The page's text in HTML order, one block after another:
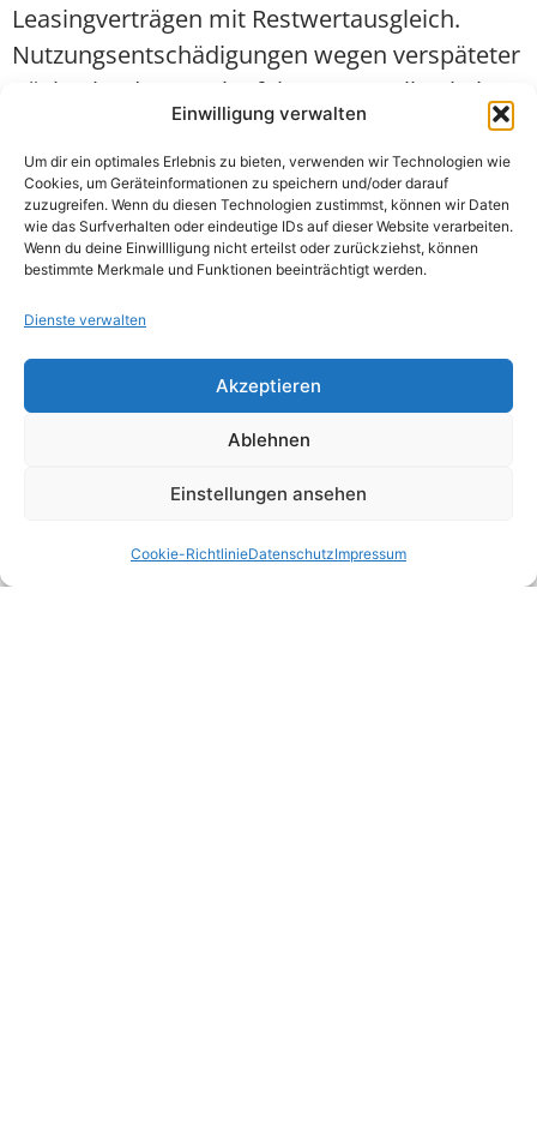
Einwilligung verwalten
Um dir ein optimales Erlebnis zu bieten, verwenden wir Technologien wie
Cookies, um Geräteinformationen zu speichern und/oder darauf
zuzugreifen. Wenn du diesen Technologien zustimmst, können wir Daten
wie das Surfverhalten oder eindeutige IDs auf dieser Website verarbeiten.
Wenn du deine Einwillligung nicht erteilst oder zurückziehst, können
bestimmte Merkmale und Funktionen beeinträchtigt werden.
Dienste verwalten
Akzeptieren
Ablehnen
Einstellungen ansehen
Cookie-RichtlinieDatenschutzImpressum
Leasingverträgen mit Restwertausgleich.
Nutzungsentschädigungen wegen verspäteter
Rückgabe des Leasingfahrzeugs stellen keinen
Schadensersatz dar, sondern sind Entgelt für
die Nutzungsüberlassung des Fahrzeugs
zwischen vereinbarter und tatsächlicher
Rückgabe des Fahrzeugs.
Bundesverfassungsgericht